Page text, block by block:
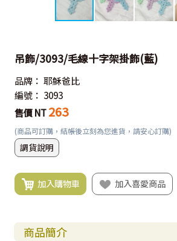
吊飾/3093/毛線十字架掛飾(藍)
品牌： 耶穌爸比
編號： 3093
售價 NT 263
(商品可訂購，結帳後立刻為您進貨，請安心訂購)
調貨說明
加入購物車 加入喜愛商品
商品簡介